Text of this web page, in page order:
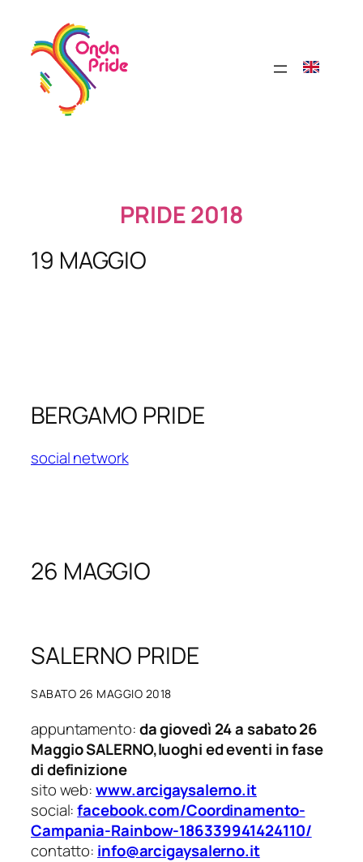
contenuto
PRIDE 2018
19 MAGGIO
BERGAMO PRIDE
social network
26 MAGGIO
SALERNO PRIDE
SABATO 26 MAGGIO 2018
appuntamento:da giovedì 24 a sabato 26
Maggio SALERNO,luoghi ed eventi in fase
di definizione
sito web:www.arcigaysalerno.it
social:facebook.com/Coordinamento-
Campania-Rainbow-186339941424110/
contatto: info@arcigaysalerno.it